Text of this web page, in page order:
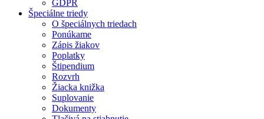
GDPR
Špeciálne triedy
O špeciálnych triedach
Ponúkame
Zápis žiakov
Poplatky
Štipendium
Rozvrh
Žiacka knižka
Suplovanie
Dokumenty